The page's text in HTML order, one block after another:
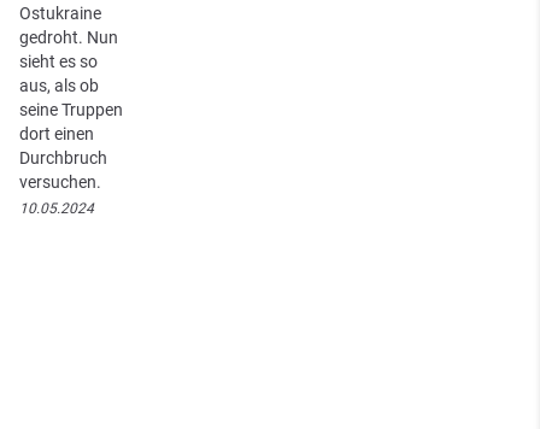
Ostukraine
gedroht. Nun
sieht es so
aus, als ob
seine Truppen
dort einen
Durchbruch
versuchen.
10.05.2024